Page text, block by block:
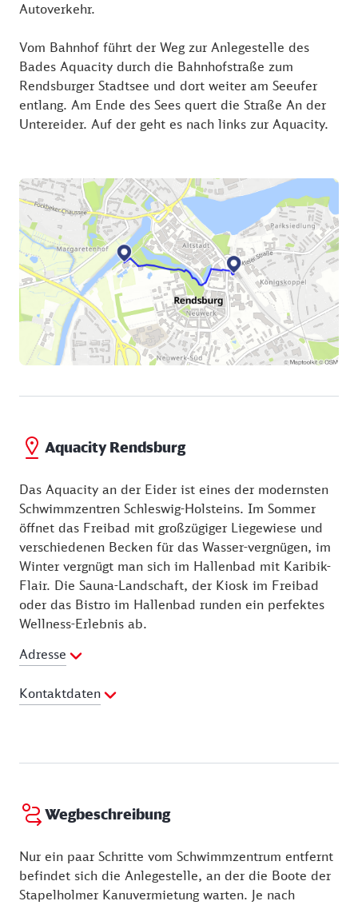
Autoverkehr.
Vom Bahnhof führt der Weg zur Anlegestelle des
Bades Aquacity durch die Bahnhofstraße zum
Rendsburger Stadtsee und dort weiter am Seeufer
entlang. Am Ende des Sees quert die Straße An der
Untereider. Auf der geht es nach links zur Aquacity.
Aquacity Rendsburg
Das Aquacity an der Eider ist eines der modernsten
Schwimmzentren Schleswig-Holsteins. Im Sommer
öffnet das Freibad mit großzügiger Liegewiese und
verschiedenen Becken für das Wasser-vergnügen, im
Winter vergnügt man sich im Hallenbad mit Karibik-
Flair. Die Sauna-Landschaft, der Kiosk im Freibad
oder das Bistro im Hallenbad runden ein perfektes
Wellness-Erlebnis ab.
Adresse
Kontaktdaten
Webseite:http://www.aquacity.sh
Wegbeschreibung
Nur ein paar Schritte vom Schwimmzentrum entfernt
befindet sich die Anlegestelle, an der die Boote der
Stapelholmer Kanuvermietung warten. Je nach